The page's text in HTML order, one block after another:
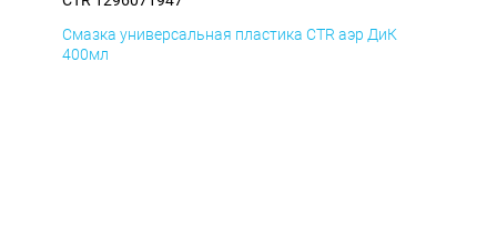
Смазка универсальная пластика CTR аэр ДиК
400мл